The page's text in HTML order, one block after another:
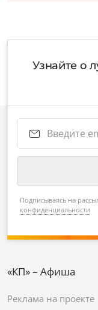
Узнайте о
Подписываясь на
конфиденциальности
«КП» – Афиша
Реклама на проекте